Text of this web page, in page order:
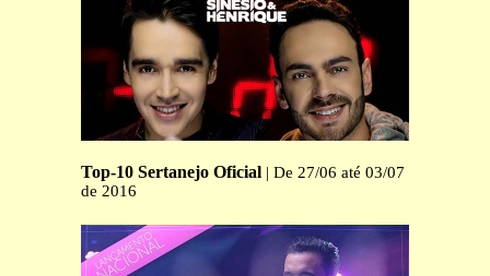
Top-10 Sertanejo Oficial | De 27/06 até 03/07
de 2016